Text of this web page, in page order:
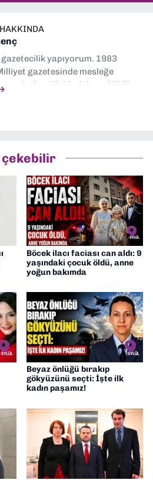
gazetecilik yapıyorum. 1983
gazetesinde mesleğe
Ardından Türkiye’nin en köklü
editör, müdür yardımcısı ve spor
görev yaptım. Ayrıca Yeni
editörlük yapıyorum
çekebilir
Böcek ilacı faciası can aldı: 9
yaşındaki çocuk öldü, anne
yoğun bakımda
Beyaz önlüğü bırakıp
gökyüzünü seçti: İşte ilk
kadın paşamız!